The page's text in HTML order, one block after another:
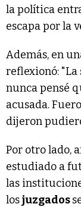
la política
escapa por la
Además, en
reflexionó: "La
nunca pensé
acusada.
dijeron
Por otro lado,
estudiado a
las
losjuzgados